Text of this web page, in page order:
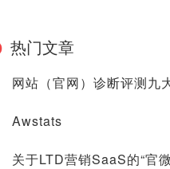
热门文章
网站（官网）诊断评测九
Awstats
关于LTD营销SaaS的“官